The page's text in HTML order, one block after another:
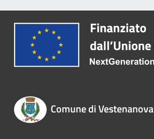
Comune di Vestenanova